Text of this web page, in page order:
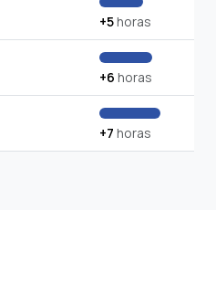
+5horas
+6 horas
+7 horas